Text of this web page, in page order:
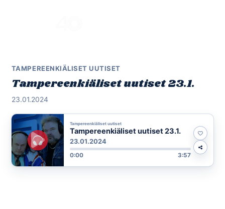
TAMPEREENKIÄLISET UUTISET
Tampereenkiäliset uutiset 23.1.
23.01.2024
Tampereenkiäliset uutiset
Tampereenkiäliset uutiset 23.1.
23.01.2024
0:00 3:57